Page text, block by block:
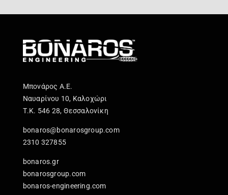
Μπονάρος Α.Ε.
Ναυαρίνου 10, Καλοχώρι
Τ.Κ. 546 28, Θεσσαλονίκη
bonaros@bonarosgroup.com
2310 327855
bonaros.gr
bonarosgroup.com
bonaros-engineering.com